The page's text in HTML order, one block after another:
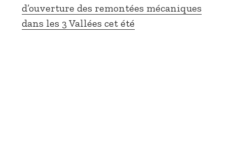
d’ouverture des remontées mécaniques
dans les 3 Vallées cet été